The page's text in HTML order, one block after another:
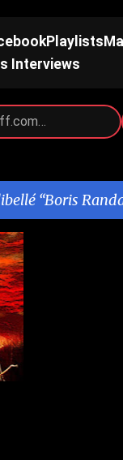
Playlists
Interviews
Boris